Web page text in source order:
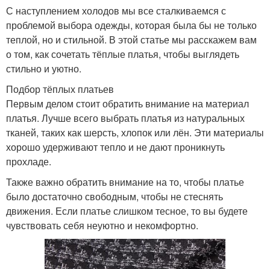
С наступлением холодов мы все сталкиваемся с
проблемой выбора одежды, которая была бы не только
теплой, но и стильной. В этой статье мы расскажем вам
о том, как сочетать тёплые платья, чтобы выглядеть
стильно и уютно.
Подбор тёплых платьев
Первым делом стоит обратить внимание на материал
платья. Лучше всего выбрать платья из натуральных
тканей, таких как шерсть, хлопок или лён. Эти материалы
хорошо удерживают тепло и не дают проникнуть
прохладе.
Также важно обратить внимание на то, чтобы платье
было достаточно свободным, чтобы не стеснять
движения. Если платье слишком тесное, то вы будете
чувствовать себя неуютно и некомфортно.